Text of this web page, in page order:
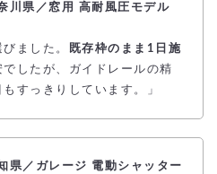
川県／窓用 高耐風圧モデル
びました。
既存枠のまま1日施
したが、ガイドレールの精
すっきりしています。」
／ガレージ 電動シャッター